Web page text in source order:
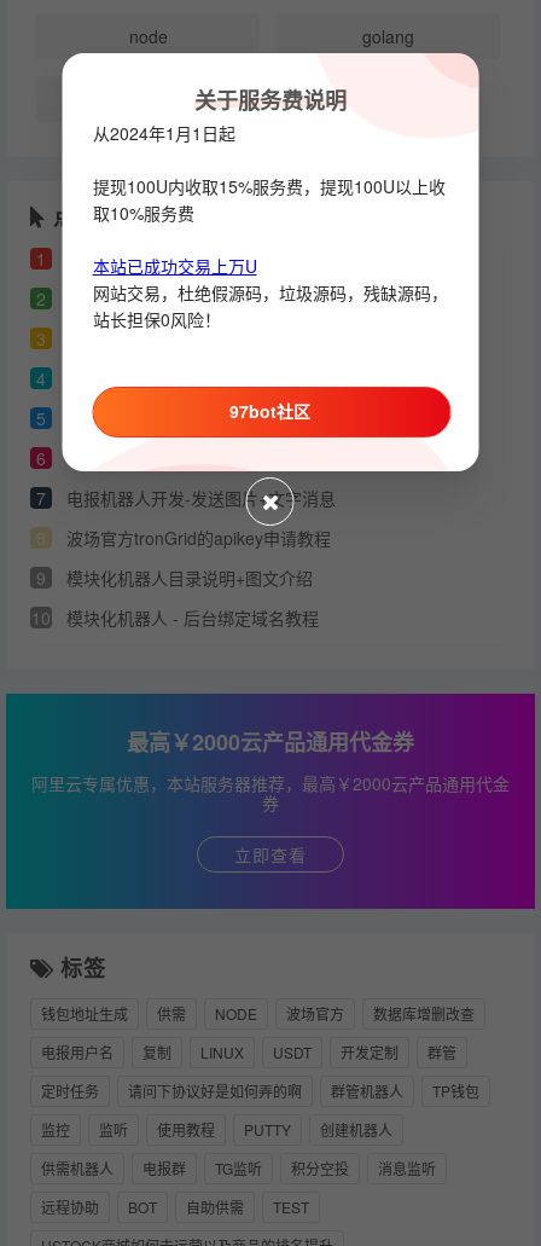
node golang
点击排行
1
telegram 电报开发者API_ID 和 API_HASH 申请教程
2
模块机器人搭建教程（图文）
3
4
5
7bot机器人框架 功能模块开发教程【第1章】
6
TronScan - apikey 注册申请教程
7
电报机器人开发-发送图片+文字消息
8
波场官方tronGrid的apikey申请教程
9
模块化机器人目录说明+图文介绍
10
模块化机器人 - 后台绑定域名教程
最高￥2000云产品通用代金券
阿里云专属优惠，本站服务器推荐，最高￥2000云产品通用代金
券
立即查看
标签
钱包地址生成 供需 NODE 波场官方
数据库增删改查
电报用户名
复制 LINUX USDT 开发定制
群管
定时任务
请问下协议好是如何弄的啊 群管机器人
TP钱包
监控
监听 使用教程 PUTTY
创建机器人
供需机器人
电报群 TG监听 积分空投
消息监听
远程协助
BOT 自助供需
TEST
关于服务费说明
从2024年1月1日起
提现100U内收取15%服务费，提现100U以上收
取10%服务费
本站已成功交易上万U
网站交易，杜绝假源码，垃圾源码，残缺源码，
站长担保0风险！
97bot社区